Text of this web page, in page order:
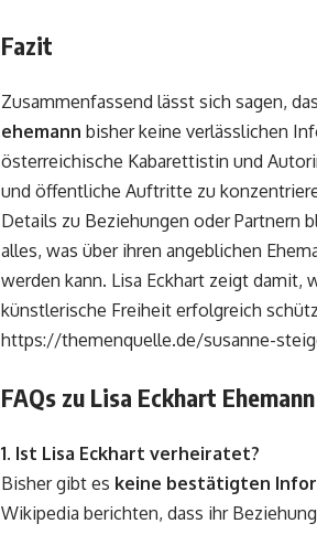
Fazit
Zusammenfassend lässt sich sagen,
ehemann bisher keine verlässlichen
österreichische Kabarettistin und
und öffentliche Auftritte zu
Details zu Beziehungen oder Partnern
alles, was über ihren angeblichen
werden kann. Lisa Eckhart zeigt damit,
künstlerische Freiheit erfolgreich
https://themenquelle.de/susanne-
FAQs zu Lisa Eckhart Ehemann
1. Ist Lisa Eckhart verheiratet?
Bisher gibt es keine bestätigten
Wikipedia berichten, dass ihr